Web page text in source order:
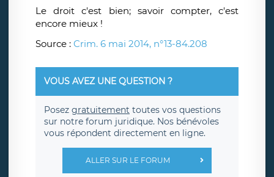
Le droit c'est bien; savoir compter, c'est
encore mieux !
Source : Crim. 6 mai 2014, n°13-84.208
VOUS AVEZ UNE QUESTION ?
Posez gratuitement toutes vos questions
sur notre forum juridique. Nos bénévoles
vous répondent directement en ligne.
ALLER SUR LE FORUM